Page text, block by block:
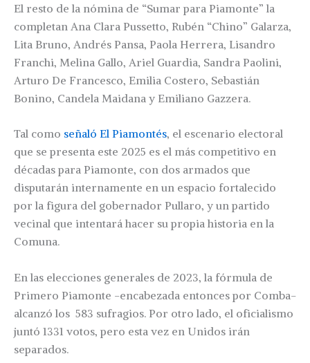
El resto de la nómina de “Sumar para Piamonte” la
completan Ana Clara Pussetto, Rubén “Chino” Galarza,
Lita Bruno, Andrés Pansa, Paola Herrera, Lisandro
Franchi, Melina Gallo, Ariel Guardia, Sandra Paolini,
Arturo De Francesco, Emilia Costero, Sebastián
Bonino, Candela Maidana y Emiliano Gazzera.
Tal como señaló El Piamontés, el escenario electoral
que se presenta este 2025 es el más competitivo en
décadas para Piamonte, con dos armados que
disputarán internamente en un espacio fortalecido
por la figura del gobernador Pullaro, y un partido
vecinal que intentará hacer su propia historia en la
Comuna.
En las elecciones generales de 2023, la fórmula de
Primero Piamonte -encabezada entonces por Comba-
alcanzó los 583 sufragios. Por otro lado, el oficialismo
juntó 1331 votos, pero esta vez en Unidos irán
separados.